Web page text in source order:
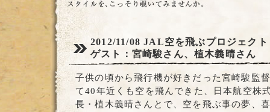
2012/11/08JAL空を飛ぶプロジェク
ゲスト：宮崎駿さん、植木義晴さん
子供の頃から飛行機が好きだった宮崎駿監
て40年近くも空を飛んできた、日本航空株
長・植木義晴さんとで、空を飛ぶ事の夢、